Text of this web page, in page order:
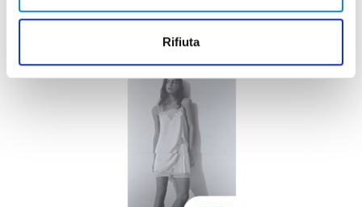
Rifiuta
Pubblicità